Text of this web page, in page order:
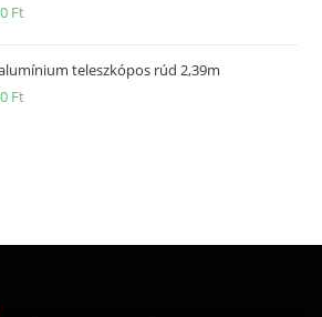
Ft
teleszkópos rúd 2,39m
Ft